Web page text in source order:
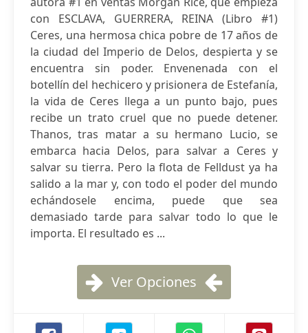
con ESCLAVA, GUERRERA, REINA (Libro #1)
Ceres, una hermosa chica pobre de 17 años de
la ciudad del Imperio de Delos, despierta y se
encuentra sin poder. Envenenada con el
botellín del hechicero y prisionera de Estefanía,
la vida de Ceres llega a un punto bajo, pues
recibe un trato cruel que no puede detener.
Thanos, tras matar a su hermano Lucio, se
embarca hacia Delos, para salvar a Ceres y
salvar su tierra. Pero la flota de Felldust ya ha
salido a la mar y, con todo el poder del mundo
echándosele encima, puede que sea
demasiado tarde para salvar todo lo que le
importa. El resultado es ...
Ver Opciones